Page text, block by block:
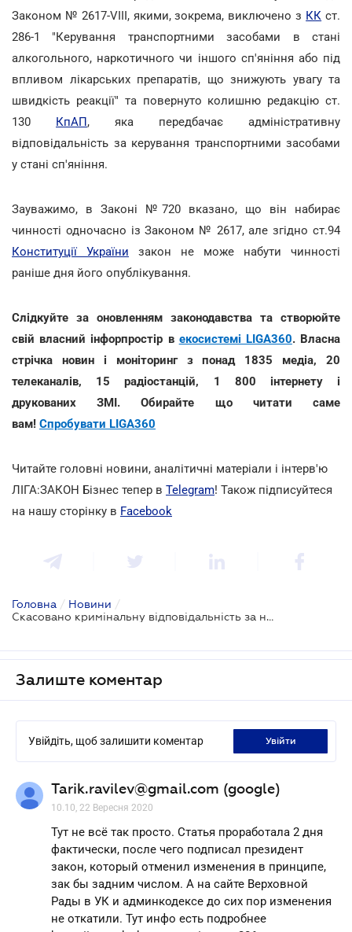
Законом № 2617-VIII, якими, зокрема, виключено з КК ст.
286-1 "Керування транспортними засобами в стані
алкогольного, наркотичного чи іншого сп'яніння або під
впливом лікарських препаратів, що знижують увагу та
швидкість реакції" та повернуто колишню редакцію ст.
130 КпАП, яка передбачає адміністративну
відповідальність за керування транспортними засобами
у стані сп'яніння.
Зауважимо, в Законі №720 вказано, що він набирає
чинності одночасно із Законом № 2617, але згідно ст.94
Конституції України закон не може набути чинності
раніше дня його опублікування.
Слідкуйте за оновленням законодавства та створюйте
свій власний інфорпростір в екосистемі LIGA360. Власна
стрічка новин і моніторинг з понад 1835 медіа, 20
телеканалів, 15 радіостанцій, 1 800 інтернету і
друкованих ЗМІ. Обирайте що читати саме
вам! Спробувати LIGA360
Читайте головні новини, аналітичні матеріали і інтерв'ю
ЛІГА:ЗАКОН Бізнес тепер в Telegram! Також підписуйтеся
на нашу сторінку в Facebook
Головна / Новини /
Скасовано кримінальну відповідальність за нетверезе водіння
Залиште коментар
Увійдіть, щоб залишити коментар увійти
Tarik.ravilev@gmail.com (google)
10.10, 22 Вересня 2020
Тут не всё так просто. Статья проработала 2 дня
фактически, после чего подписал президент
закон, который отменил изменения в принципе,
зак бы задним числом. А на сайте Верховной
Рады в УК и админкодексе до сих пор изменения
не откатили. Тут инфо есть подробнее